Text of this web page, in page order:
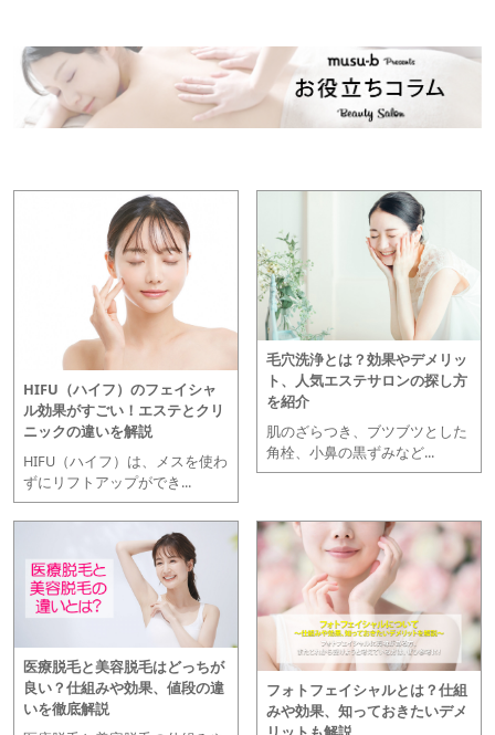
HIFU（ハイフ）のフェイシャ
ル効果がすごい！エステとクリ
ニックの違いを解説
HIFU（ハイフ）は、メスを使わ
ずにリフトアップができ...
毛穴洗浄とは？効果やデメリッ
ト、人気エステサロンの探し方
を紹介
肌のざらつき、ブツブツとした
角栓、小鼻の黒ずみなど...
医療脱毛と美容脱毛はどっちが
良い？仕組みや効果、値段の違
いを徹底解説
フォトフェイシャルとは？仕組
みや効果、知っておきたいデメ